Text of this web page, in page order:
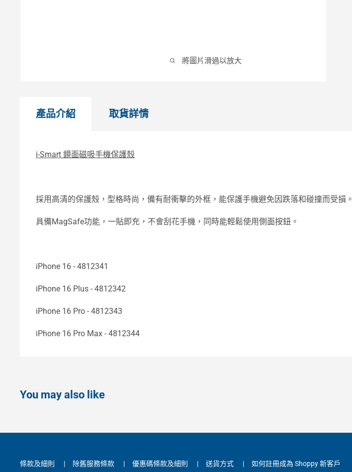
將圖片滑過以放大
產品介紹
i-Smart 鏡面磁吸手機保護殼
採用高清的保護殼，型格時尚，備有耐衝擊的外框，能保護手機避免因跌落和碰撞而受損。
具備MagSafe功能，一貼即充，不會刮花手機，同時能輕鬆使用側面按鈕。
iPhone 16 - 4812341
iPhone 16 Plus - 4812342
iPhone 16 Pro - 4812343
iPhone 16 Pro Max - 4812344
取貨詳情
You may also like
條款及細則 | 除舊服務條款 | 優惠碼條款及細則 | 送貨方式 | 如何註冊成為 Shoppy 新客戶